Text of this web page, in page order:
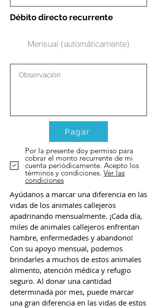
Débito directo recurrente
Mensual (automáticamente)
Pagar
Por la presente doy permiso para
cobrar el monto recurrente de mi
cuenta periódicamente. Acepto los
términos y condiciones. Ver las
condiciones
Ayúdanos a marcar una diferencia en las
vidas de los animales callejeros
apadrinando mensualmente. ¡Cada día,
miles de animales callejeros enfrentan
hambre, enfermedades y abandono!
Con su apoyo mensual, podemos
brindarles a muchos de estos animales
alimento, atención médica y refugio
seguro. Al donar una cantidad
determinada por mes, puede marcar
una gran diferencia en las vidas de estos